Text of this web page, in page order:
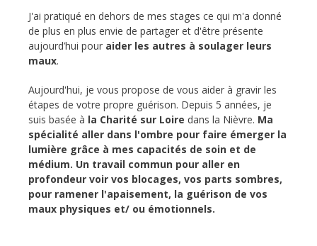
J'ai pratiqué en dehors de mes stages ce qui m'a donné
de plus en plus envie de partager et d'être présente
aujourd’hui pour aider les autres à soulager leurs
maux.
Aujourd'hui, je vous propose de vous aider à gravir les
étapes de votre propre guérison. Depuis 5 années, je
suis basée à la Charité sur Loire dans la Nièvre. Ma
spécialité aller dans l'ombre pour faire émerger la
lumière grâce à mes capacités de soin et de
médium. Un travail commun pour aller en
profondeur voir vos blocages, vos parts sombres,
pour ramener l'apaisement, la guérison de vos
maux physiques et/ ou émotionnels.